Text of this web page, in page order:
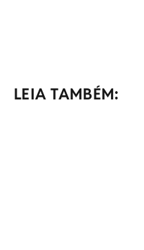
LEIA TAMBÉM: